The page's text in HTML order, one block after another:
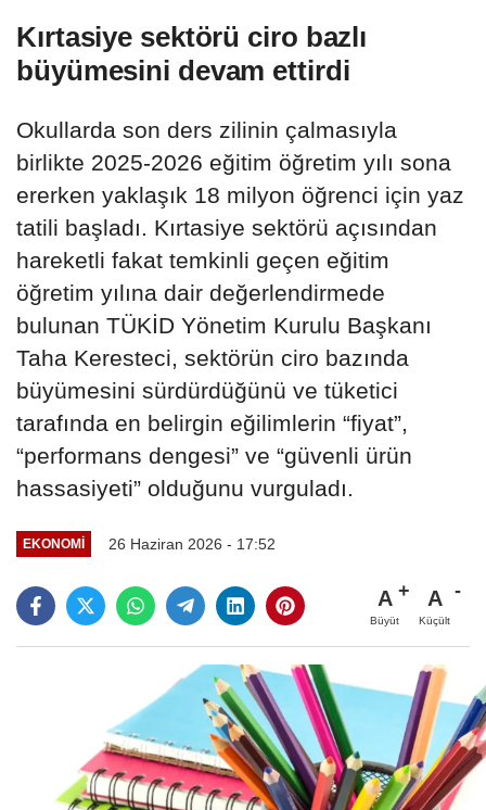
Kırtasiye sektörü ciro bazlı
büyümesini devam ettirdi
Okullarda son ders zilinin çalmasıyla
birlikte 2025-2026 eğitim öğretim yılı sona
ererken yaklaşık 18 milyon öğrenci için yaz
tatili başladı. Kırtasiye sektörü açısından
hareketli fakat temkinli geçen eğitim
öğretim yılına dair değerlendirmede
bulunan TÜKİD Yönetim Kurulu Başkanı
Taha Keresteci, sektörün ciro bazında
büyümesini sürdürdüğünü ve tüketici
tarafında en belirgin eğilimlerin “fiyat”,
“performans dengesi” ve “güvenli ürün
hassasiyeti” olduğunu vurguladı.
EKONOMI 26 Haziran 2026 - 17:52
A
Büyüt
A
Küçült